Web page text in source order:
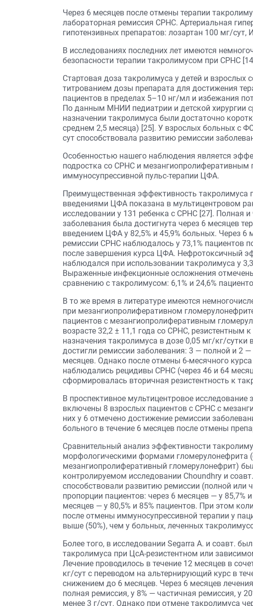
Через 6 месяцев после отмены терапии
лабораторная ремиссия СРНС. Артериальная
гипотензивных препаратов: лозартан 100 мг/сут,
В исследованиях последних лет имеются
безопасности терапии такролимусом при СРНС
Стартовая доза такролимуса у детей и
титрованием дозы препарата для достижения
пациентов в пределах 5–10 нг/мл и избежания
По данным МНИИ педиатрии и детской хирургии
назначении такролимуса были достаточно
среднем 2,5 месяца) [25]. У взрослых больных с
сут способствовала развитию ремиссии
Особенностью нашего наблюдения является
подростка со СРНС и мезангиопролиферативным
иммуносупрессивной пульс-терапии ЦФА.
Преимущественная эффективность
введениями ЦФА показана в мультицентровом
исследовании у 131 ребенка с СРНС [27]. Полная
заболевания была достигнута через 6 месяцев
введением ЦФА у 82,5% и 45,9% больных. Через 6
ремиссии СРНС наблюдалось у 73,1% пациентов
после завершения курса ЦФА. Нефротоксичный
наблюдался при использовании такролимуса у
Выраженные инфекционные осложнения
сравнению с такролимусом: 6,1% и 24,6%
В то же время в литературе имеются
при мезангиопролиферативном
пациентов с мезангиопролиферативным
возрасте 32,2 ± 11,1 года со СРНС, резистентным
назначения такролимуса в дозе 0,05 мг/кг/сутки
достигли ремиссии заболевания: 3 — полной и 2
месяцев. Однако после отмены 6-месячного
наблюдались рецидивы СРНС (через 46 и 64
сформировалась вторичная резистентность к
В проспективное мультицентровое
включены 8 взрослых пациентов с СРНС с
них у 6 отмечено достижение ремиссии
больного в течение 6 месяцев после отмены
Сравнительный анализ эффективности
морфологическими формами гломерулонефрита
мезангиопролиферативный гломерулонефрит)
контролируемом исследовании Choundhry и
способствовали развитию ремиссии (полной или
пропорции пациентов: через 6 месяцев — у 85,7%
месяцев — у 80,5% и 85% пациентов. При этом
после отмены иммуносупрессивной терапии у
выше (50%), чем у больных, леченных
Более того, в исследовании Segarra A. и соавт.
такролимуса при ЦсА-резистентном или
Лечение проводилось в течение 12 месяцев в
кг/сут с переводом на альтернирующий курс в
снижением до 6 месяцев. Через 6 месяцев
полная ремиссия, у 8% — частичная ремиссия, у
менее 3 г/сут. Однако при отмене такролимуса